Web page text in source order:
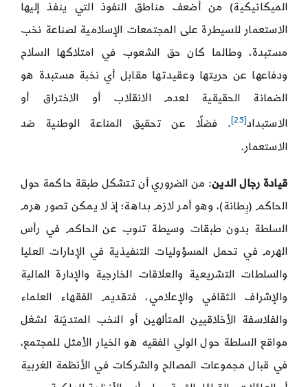
الميكانيكية) من أضعف مناطق النفوذ التي ينفذ إليها
الاستعمار للسيطرة على المجتمعات الإسلامية لصناعة نخب
مستبدة، وطالما كان حق الشعوب في امتلاكها السلاح
ودفاعها عن حريتها وعقيدتها مقابل أي نخبة مستبدة هو
الضمانة الحقيقية لعدم الانقلاب أو الاختراق أو
الاستبداد[25]
. فضلًا عن تحقيق المناعة الوطنية ضد
الاستعمار.
قيادة رجال الدين: من الضروري أن تتشكل طبقة حاكمة حول
الحاكم (بِطانة)، وهو أمر لازم بداهة؛ إذ لا يمكن تصور هرم
السلطة بدون طبقات وسيطة تنوب عن الحاكم في رأس
الهرم في تحمل المسؤوليات التنفيذية في الإدارات العليا
والسلطات التشريعية والعلاقات الخارجية والإدارة المالية
والإشراف الثقافي والإعلامي، فتقديم الفقهاء العلماء
والفلاسفة الأخلاقيين المتألهين أو النخب المتديّنة لشغل
مواقع السلطة حول الولي الفقيه هو الخيار الأمثل للمجتمع،
في قبال مجموعات المصالح والشركات في الأنظمة الغربية